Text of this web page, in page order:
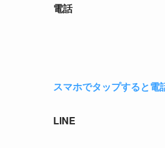
電話
スマホでタップすると電
LINE